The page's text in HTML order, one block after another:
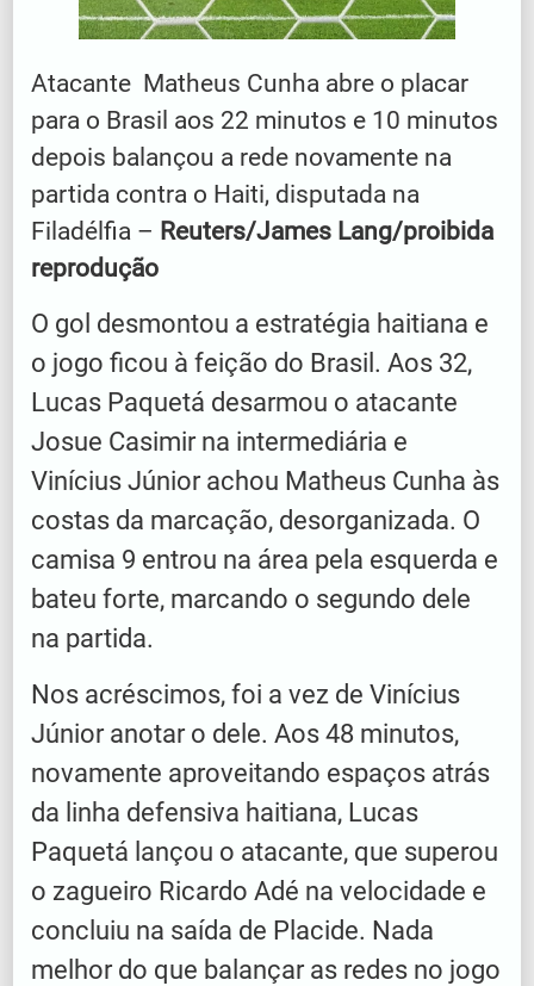
Atacante Matheus Cunha abre o placar
para o Brasil aos 22 minutos e 10 minutos
depois balançou a rede novamente na
partida contra o Haiti, disputada na
Filadélfia – Reuters/James Lang/proibida
reprodução
O gol desmontou a estratégia haitiana e
o jogo ficou à feição do Brasil. Aos 32,
Lucas Paquetá desarmou o atacante
Josue Casimir na intermediária e
Vinícius Júnior achou Matheus Cunha às
costas da marcação, desorganizada. O
camisa 9 entrou na área pela esquerda e
bateu forte, marcando o segundo dele
na partida.
Nos acréscimos, foi a vez de Vinícius
Júnior anotar o dele. Aos 48 minutos,
novamente aproveitando espaços atrás
da linha defensiva haitiana, Lucas
Paquetá lançou o atacante, que superou
o zagueiro Ricardo Adé na velocidade e
concluiu na saída de Placide. Nada
melhor do que balançar as redes no jogo